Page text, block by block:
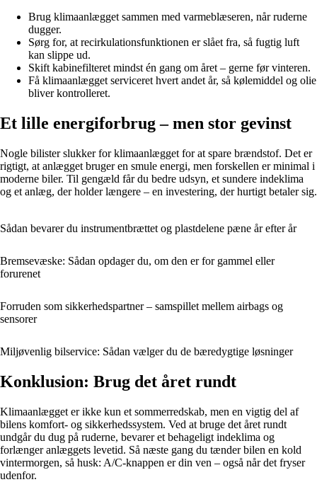
Brug klimaanlægget sammen med varmeblæseren, når ruderne
dugger.
Sørg for, at recirkulationsfunktionen er slået fra, så fugtig luft
kan slippe ud.
Skift kabinefilteret mindst én gang om året – gerne før vinteren.
Få klimaanlægget serviceret hvert andet år, så kølemiddel og olie
bliver kontrolleret.
Et lille energiforbrug – men stor gevinst
Nogle bilister slukker for klimaanlægget for at spare brændstof. Det er
rigtigt, at anlægget bruger en smule energi, men forskellen er minimal i
moderne biler. Til gengæld får du bedre udsyn, et sundere indeklima
og et anlæg, der holder længere – en investering, der hurtigt betaler sig.
Sådan bevarer du instrumentbrættet og plastdelene pæne år efter år
Bremsevæske: Sådan opdager du, om den er for gammel eller
forurenet
Forruden som sikkerhedspartner – samspillet mellem airbags og
sensorer
Miljøvenlig bilservice: Sådan vælger du de bæredygtige løsninger
Konklusion: Brug det året rundt
Klimaanlægget er ikke kun et sommerredskab, men en vigtig del af
bilens komfort- og sikkerhedssystem. Ved at bruge det året rundt
undgår du dug på ruderne, bevarer et behageligt indeklima og
forlænger anlæggets levetid. Så næste gang du tænder bilen en kold
vintermorgen, så husk: A/C-knappen er din ven – også når det fryser
udenfor.